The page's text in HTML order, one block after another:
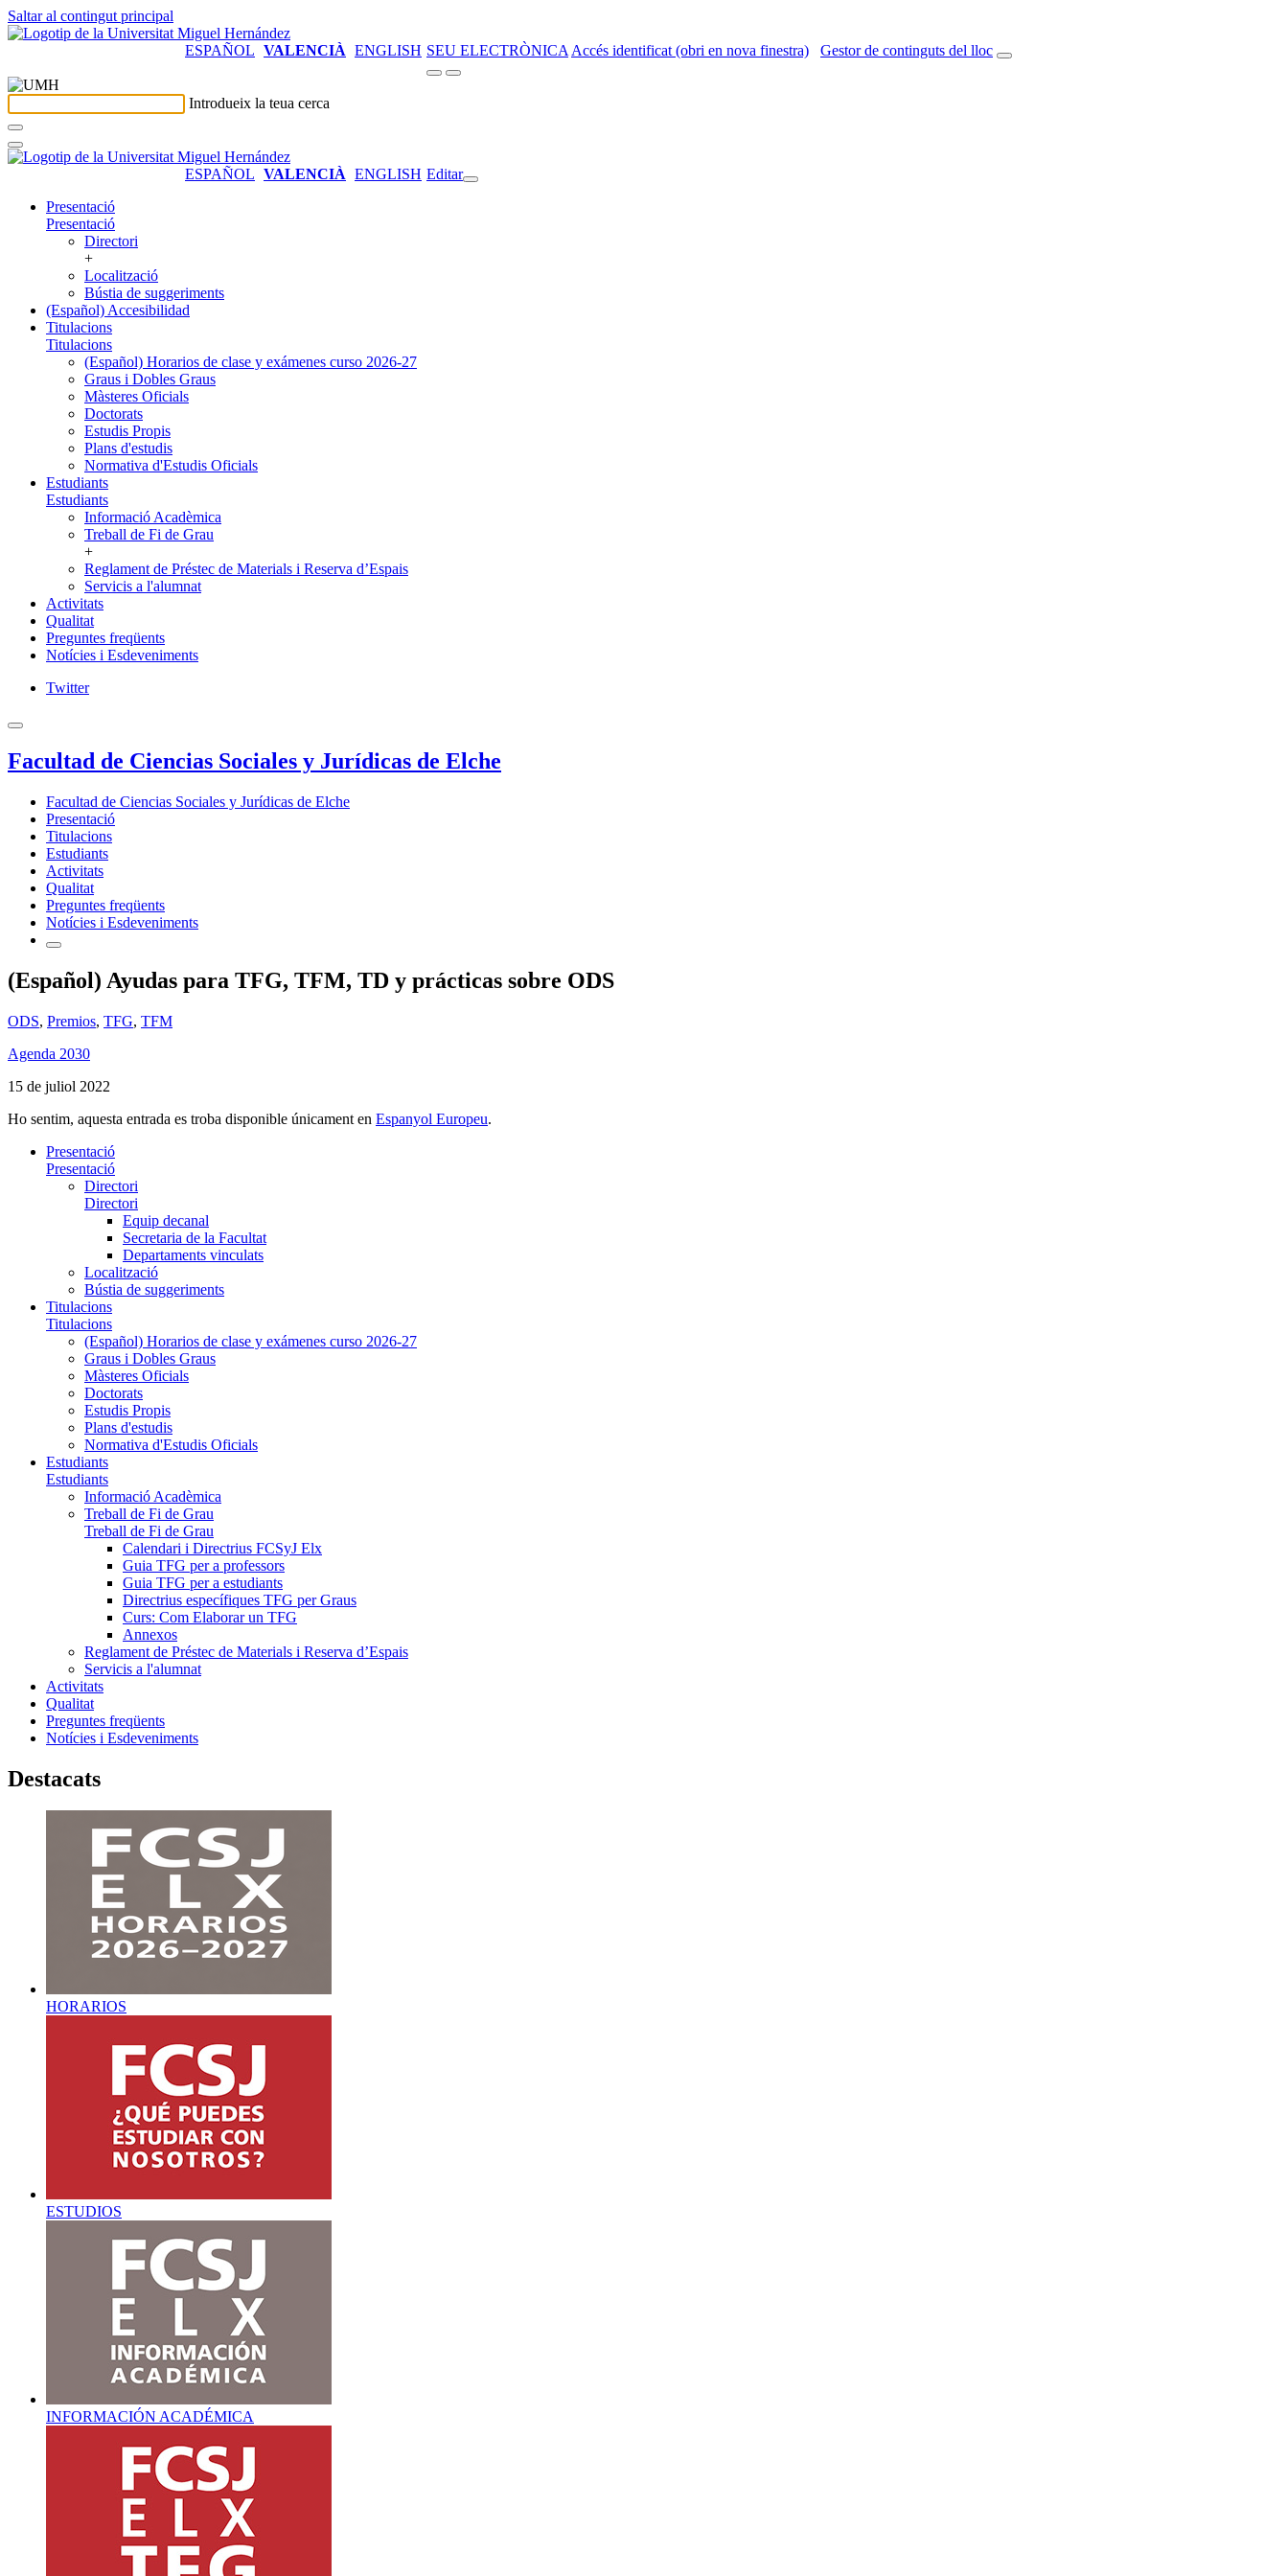
Saltar al contingut principal
ESPAÑOL VALENCIÀ ENGLISH SEU ELECTRÒNICA Accés identificat (obri en nova finestra) Gestor de continguts del lloc
Introdueix la teua cerca
ESPAÑOL VALENCIÀ ENGLISH Editar
Presentació
Presentació
Directori
+
Localització
Bústia de suggeriments
(Español) Accesibilidad
Titulacions
Titulacions
(Español) Horarios de clase y exámenes curso 2026-27
Graus i Dobles Graus
Màsteres Oficials
Doctorats
Estudis Propis
Plans d'estudis
Normativa d'Estudis Oficials
Estudiants
Estudiants
Informació Acadèmica
Treball de Fi de Grau
+
Reglament de Préstec de Materials i Reserva d’Espais
Servicis a l'alumnat
Activitats
Qualitat
Preguntes freqüents
Notícies i Esdeveniments
Twitter
Facultad de Ciencias Sociales y Jurídicas de Elche
Facultad de Ciencias Sociales y Jurídicas de Elche
Presentació
Titulacions
Estudiants
Activitats
Qualitat
Preguntes freqüents
Notícies i Esdeveniments
(Español) Ayudas para TFG, TFM, TD y prácticas sobre ODS
ODS, Premios, TFG, TFM
Agenda 2030
15 de juliol 2022
Ho sentim, aquesta entrada es troba disponible únicament en Espanyol Europeu.
Presentació
Presentació
Directori
Directori
Equip decanal
Secretaria de la Facultat
Departaments vinculats
Localització
Bústia de suggeriments
Titulacions
Titulacions
(Español) Horarios de clase y exámenes curso 2026-27
Graus i Dobles Graus
Màsteres Oficials
Doctorats
Estudis Propis
Plans d'estudis
Normativa d'Estudis Oficials
Estudiants
Estudiants
Informació Acadèmica
Treball de Fi de Grau
Treball de Fi de Grau
Calendari i Directrius FCSyJ Elx
Guia TFG per a professors
Guia TFG per a estudiants
Directrius específiques TFG per Graus
Curs: Com Elaborar un TFG
Annexos
Reglament de Préstec de Materials i Reserva d’Espais
Servicis a l'alumnat
Activitats
Qualitat
Preguntes freqüents
Notícies i Esdeveniments
Destacats
HORARIOS
ESTUDIOS
INFORMACIÓN ACADÉMICA